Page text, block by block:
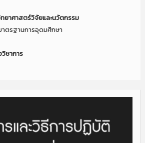
ยาศาสตร์วิจัยและนวัตกรรม
ตรฐานการอุดมศึกษา
ชาการ